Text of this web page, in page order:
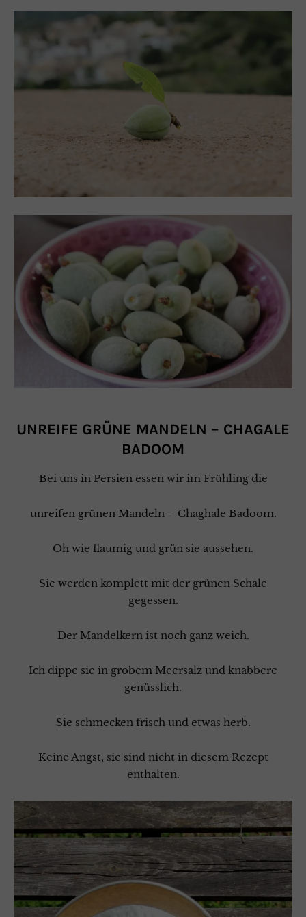
UNREIFE GRÜNE MANDELN – CHAGALE
BADOOM
Bei uns in Persien essen wir im Frühling die
unreifen grünen Mandeln – Chaghale Badoom.
Oh wie flaumig und grün sie aussehen.
Sie werden komplett mit der grünen Schale
gegessen.
Der Mandelkern ist noch ganz weich.
Ich dippe sie in grobem Meersalz und knabbere
genüsslich.
Sie schmecken frisch und etwas herb.
Keine Angst, sie sind nicht in diesem Rezept
enthalten.